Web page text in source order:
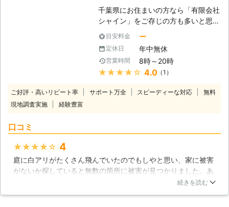
生息する個体数は約2～3万匹になり
ます。一匹一匹は小さくとも、シロア
リの数は膨大であるため、放っておけ
ば家屋への被害は深刻化してしまいま
す。 【普段からできるシロアリ対
策】 シロアリは主に乾燥した木材を
食べることから、木材や廃材を庭など
があります。そういったものはなるべ
好の住処です。床下の換気口付近には
いように気を付けましょう。
千葉県にお住まいの方なら「有限会社
シャイン」をご存じの方も多いと思い
ます。それもそのはず、私達は以前
「千葉テレビ」で紹介されたことがあ
り、私達が普段どのようなサービスを
行っているかを説明させていただきま
した。それもあってか、お問い合わせ
ちろん、初めて私達のページをご覧に
スがありますが、「シロアリ駆除」と
いうサービスも行っております。住宅
によっては湿気を多分に含んでいると
目安料金 ー
定休日 年中無休
営業時間 8時～20時
★★★★★ 4.0（1）
ご好評・高いリピート率 サポート万全 スピーディーな対応
無料
現地調査実施
経験豊富
口コミ
★★★★★ 4
庭に白アリがたくさん飛んでいたのでもしやと思い、家に被害
がないか探していると無数の箇所に被害が見つかりました。あ
まりに多くの白アリがいたため、こちらの業者に依頼しまし
続きを読む